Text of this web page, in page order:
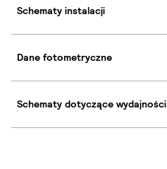
Schematy instalacji
Dane fotometryczne
Schematy dotyczące wydajności